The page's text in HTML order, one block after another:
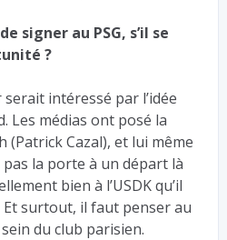
signer au PSG, s’il se
?
intéressé par l’idée
Les médias ont posé la
(Patrick Cazal), et lui même
la porte à un départ là
bien à l’USDK qu’il
Et surtout, il faut penser au
du club parisien.